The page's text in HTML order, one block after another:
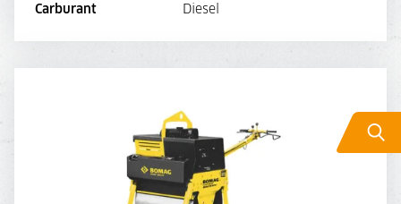
Carburant Diesel
TARIF JOURNALIER
65,-
TARIF SEMAINE
52,-
39,-